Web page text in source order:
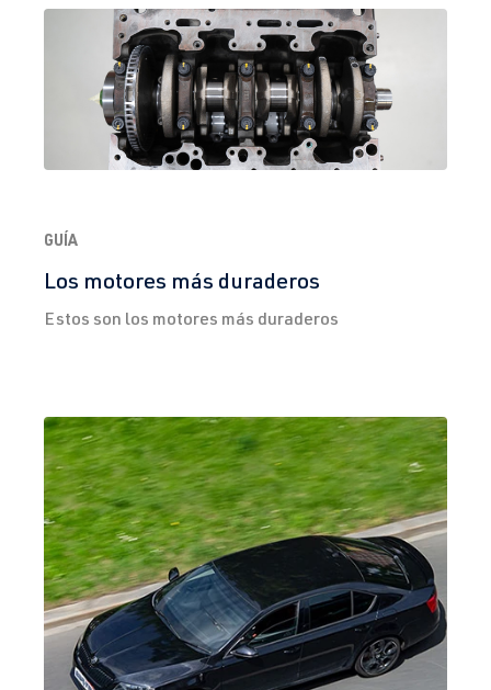
GUÍA
Los motores más duraderos
Estos son los motores más duraderos